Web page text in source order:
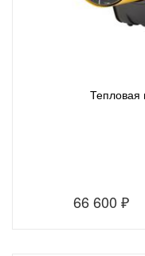
Тепловая
66 600₽